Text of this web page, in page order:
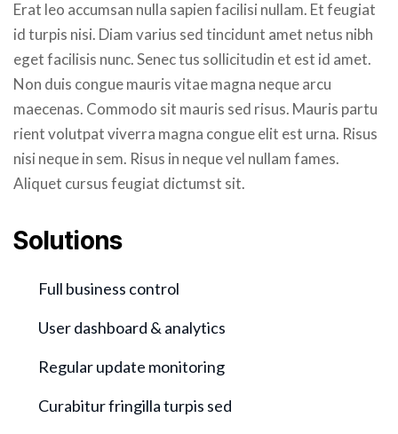
Erat leo accumsan nulla sapien facilisi nullam. Et feugiat
id turpis nisi. Diam varius sed tincidunt amet netus nibh
eget facilisis nunc. Senec tus sollicitudin et est id amet.
Non duis congue mauris vitae magna neque arcu
maecenas. Commodo sit mauris sed risus. Mauris partu
rient volutpat viverra magna congue elit est urna. Risus
nisi neque in sem. Risus in neque vel nullam fames.
Aliquet cursus feugiat dictumst sit.
Solutions
Full business control
User dashboard & analytics
Regular update monitoring
Curabitur fringilla turpis sed